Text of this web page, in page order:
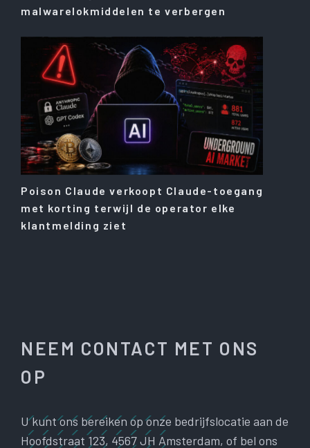
malwarelokmiddelen te verbergen
Poison Claude verkoopt Claude-toegang
met korting terwijl de operator elke
klantmelding ziet
NEEM CONTACT MET ONS
OP
U kunt ons bereiken op onze bedrijfslocatie aan de
Hoofdstraat 123, 4567 JH Amsterdam, of bel ons